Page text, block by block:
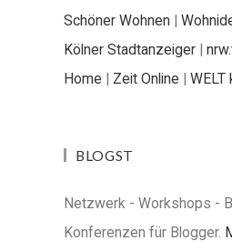
Schöner Wohnen |
Kölner Stadtanzeiger |
Home | Zeit Online | WELT
BLOGST
Netzwerk - Workshops -
Konferenzen für Blogger.